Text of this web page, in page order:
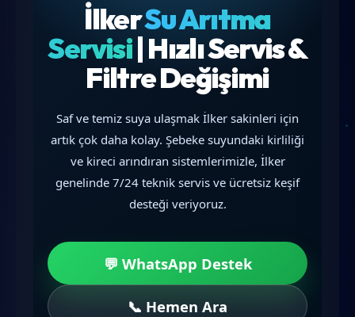
İlkerSu Arıtma
Servisi| Hızlı Servis &
Filtre Değişimi
Saf ve temiz suya ulaşmak İlker sakinleri için
artık çok daha kolay. Şebeke suyundaki kirliliği
ve kireci arındıran sistemlerimizle, İlker
genelinde 7/24 teknik servis ve ücretsiz keşif
desteği veriyoruz.
💬 WhatsApp Destek
📞 Hemen Ara